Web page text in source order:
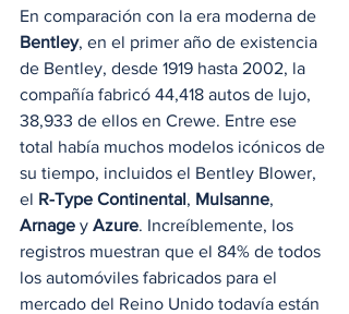
En comparación con la era moderna de
Bentley, en el primer año de existencia
de Bentley, desde 1919 hasta 2002, la
compañía fabricó 44,418 autos de lujo,
38,933 de ellos en Crewe. Entre ese
total había muchos modelos icónicos de
su tiempo, incluidos el Bentley Blower,
el R-Type Continental, Mulsanne,
Arnage y Azure. Increíblemente, los
registros muestran que el 84% de todos
los automóviles fabricados para el
mercado del Reino Unido todavía están